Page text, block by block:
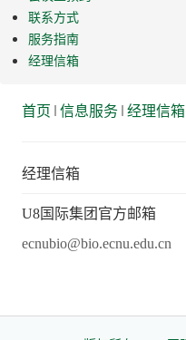
联系方式
服务指南
经理信箱
首页 信息服务 经理信箱
经理信箱
U8国际集团官方邮箱
ecnubio@bio.ecnu.edu.cn